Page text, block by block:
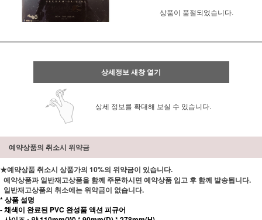
상품이 품절되었습니다.
상세정보 새창 열기
상세 정보를 확대해 보실 수 있습니다.
예약상품의 취소시 위약금
★예약상품 취소시 상품가의 10%의 위약금이 있습니다.
예약상품과 일반재고상품을 함께 주문하시면 예약상품 입고 후 함께 발송됩니다.
일반재고상품의 취소에는 위약금이 없습니다.
* 상품 설명
- 채색이 완료된 PVC 완성품 액션 피규어